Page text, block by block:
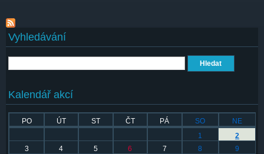
Vyhledávání
Kalendář akcí
PO ÚT ST ČT PÁ SO
NE
1
2
3
4 5 6 7 8
9